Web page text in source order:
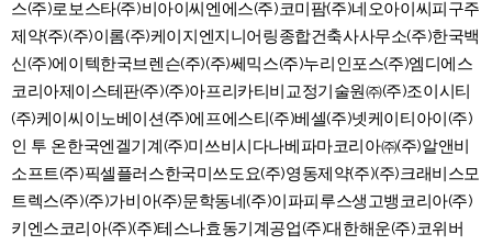
스(주)로보스타(주)비아이씨엔에스(주)코미팜(주)네오아이씨피구주
제약(주)(주)이롬(주)케이지엔지니어링종합건축사사무소(주)한국백
신(주)에이텍한국브렌슨(주)(주)쎄믹스(주)누리인포스(주)엠디에스
코리아제이스테판(주)(주)아프리카티비교정기술원㈜(주)조이시티
(주)케이씨이노베이션(주)에프에스티(주)베셀(주)넷케이티아이(주)
인 투 온한국엔겔기계(주)미쓰비시다나베파마코리아㈜(주)알앤비
소프트(주)픽셀플러스한국미쓰도요(주)영동제약(주)(주)크래비스모
트렉스(주)(주)가비아(주)문학동네(주)이파피루스생고뱅코리아(주)
키엔스코리아(주)(주)테스나효동기계공업(주)대한해운(주)코위버